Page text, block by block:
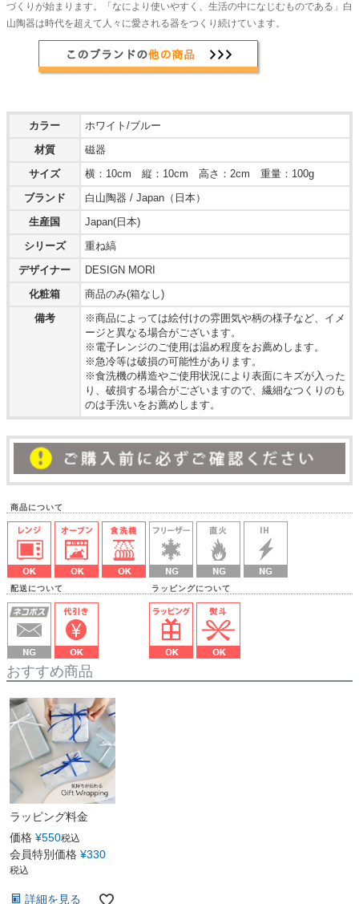
づくりが始まります。「なにより使いやすく、生活の中になじむものである」白
山陶器は時代を超えて人々に愛される器をつくり続けています。
カラー
ホワイト/ブルー
材質
磁器
サイズ
横：10cm 縦：10cm 高さ：2cm 重量：100g
ブランド
白山陶器 / Japan（日本）
生産国
Japan(日本)
シリーズ
重ね縞
デザイナー
DESIGN MORI
化粧箱
商品のみ(箱なし)
備考
※商品によっては絵付けの雰囲気や柄の様子など、イメ
ージと異なる場合がございます。
※電子レンジのご使用は温め程度をお薦めします。
※急冷等は破損の可能性があります。
※食洗機の構造やご使用状況により表面にキズが入った
り、破損する場合がございますので、繊細なつくりのも
のは手洗いをお薦めします。
商品について
配送について ラッピングについて
おすすめ商品
ラッピング料金
価格 ¥550税込
会員特別価格 ¥330
税込
詳細を見る